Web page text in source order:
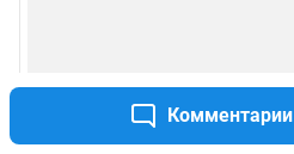
Комментарии